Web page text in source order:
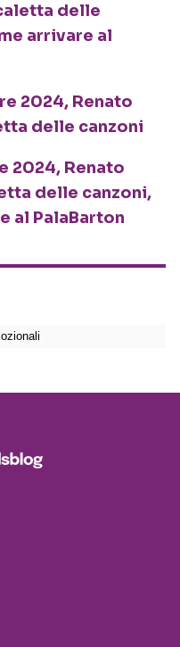
delle
arrivare al
2024, Renato
delle canzoni
2024, Renato
delle canzoni,
al PalaBarton